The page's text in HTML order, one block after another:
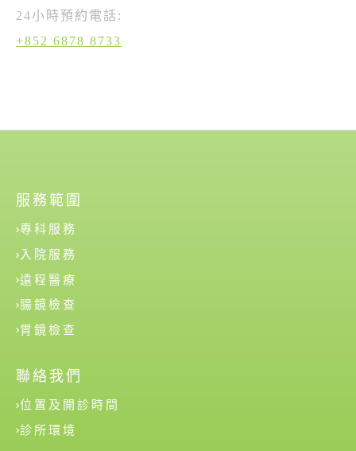
24小時預約電話:
+852 6878 8733
服務範圍
專科服務
入院服務
遠程醫療
腸鏡檢查
胃鏡檢查
聯絡我們
位置及開診時間
診所環境